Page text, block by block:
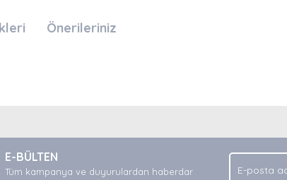
Önerileriniz
E-BÜLTEN
Tüm kampanya ve duyurulardan haberdar